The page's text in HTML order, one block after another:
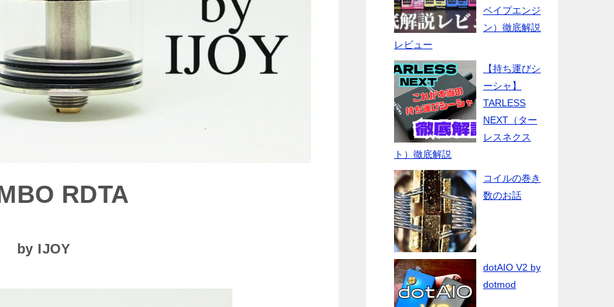
RDTA
by IJOY
ベイプエンジ
ン）徹底解説
レビュー
【持ち運びシ
ーシャ】
TARLESS
NEXT（ター
レスネクス
ト）徹底解説
コイルの巻き
数のお話
dotAIO V2 by
dotmod